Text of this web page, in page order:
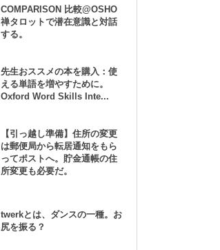
COMPARISON 比較@OSHO
禅タロットで潜在意識と対話
する。
先生おススメの本を購入：使
える単語を増やすために。
Oxford Word Skills Inte...
【引っ越し準備】住所の変更
は郵便局から転居通知をもら
ってポストへ。貯金通帳の住
所変更も必要だ。
twerkとは、ダンスの一種。お
尻を振る？